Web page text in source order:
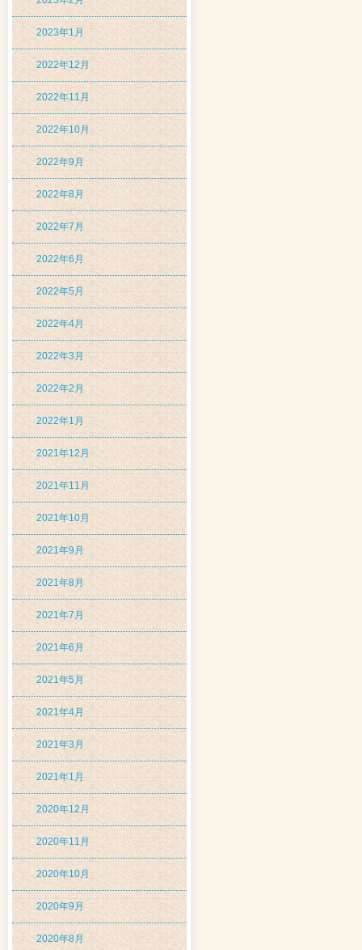
2023年1月
2022年12月
2022年11月
2022年10月
2022年9月
2022年8月
2022年7月
2022年6月
2022年5月
2022年4月
2022年3月
2022年2月
2022年1月
2021年12月
2021年11月
2021年10月
2021年9月
2021年8月
2021年7月
2021年6月
2021年5月
2021年4月
2021年3月
2021年1月
2020年12月
2020年11月
2020年10月
2020年9月
2020年8月